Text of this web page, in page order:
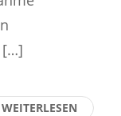
[…]
WEITERLESEN